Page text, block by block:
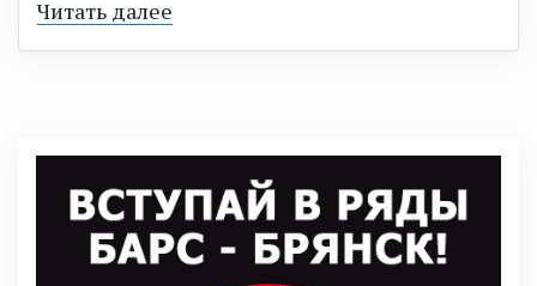
Читать далее